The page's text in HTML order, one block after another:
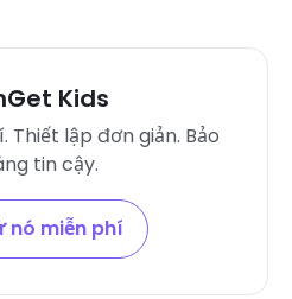
Kids
Thiết lập đơn giản. Bảo
tin cậy.
nó miễn phí